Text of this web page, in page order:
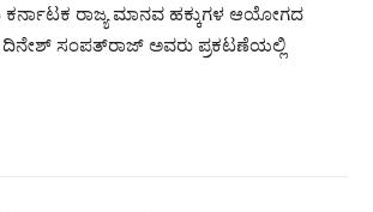
ಕರ್ನಾಟಕ ರಾಜ್ಯ ಮಾನವ ಹಕ್ಕುಗಳ ಆಯೋಗದ
ದಿನೇಶ್ ಸಂಪತ್‍ರಾಜ್ ಅವರು ಪ್ರಕಟಣೆಯಲ್ಲಿ